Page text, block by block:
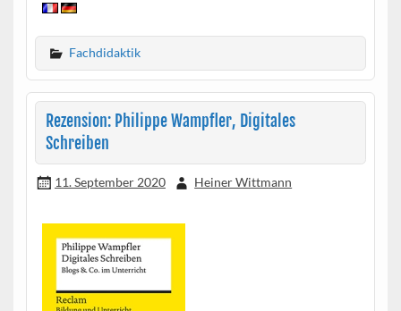
Fachdidaktik
Rezension: Philippe Wampfler, Digitales
Schreiben
11. September 2020 Heiner Wittmann